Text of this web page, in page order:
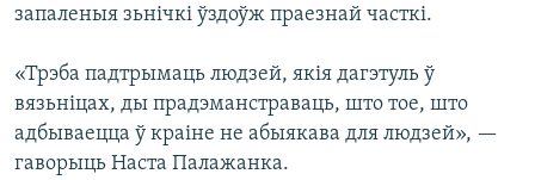
запаленыя зьнічкі ўздоўж праезнай часткі.
«Трэба падтрымаць людзей, якія дагэтуль ў
вязьніцах, ды прадэманстраваць, што тое, што
адбываецца ў краіне не абыякава для людзей», —
гаворыць Наста Палажанка.